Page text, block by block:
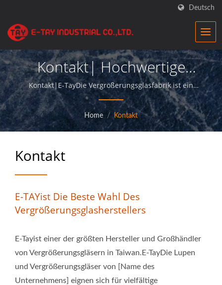
Deutsch
Kontakt| Hochwertige
Industrielupen Aus Taiwan
– FDA-Zugelassen |E-Tay
Kontakt|E-TayDie Vergrößerungsglasfabrik ist ein
professioneller Hersteller, der
Vergrößerungsglasprodukte von höchster Qualität
anbietet und seinen Kunden einen perfekten Service
bietet.
Home / Kontakt
Kontakt
E-TAYist Die Beste Wahl Des
Vergrößerungsglasherstellers
E-Tayist einer der größten Hersteller und Großhändler
von Vergrößerungsgläsern in Taiwan.E-TayDie Lupen
und Vergrößerungsgläser von [Name des
Unternehmens] eignen sich für vielfältige